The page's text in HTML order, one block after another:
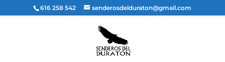
616 258 542 senderosdelduraton@gmail.com